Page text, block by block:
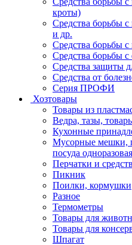
кроты)
Средства борьбы
и др.
Средства борьбы
Средства борьбы с
Средства защиты
Средства от
Серия ПРОФИ
Хозтовары
Товары из
Ведра, тазы,
Кухонные
Мусорные мешки,
посуда одноразовая
Перчатки и
Пикник
Поилки, кормушки
Разное
Термометры
Товары для
Товары для
Шпагат